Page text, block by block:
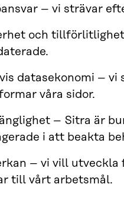
– vi strävar
och
datasekonomi –
våra sidor.
– Sitra är
i att beakta
– vi vill
till vårt arbetsmål.